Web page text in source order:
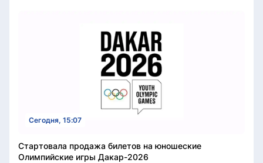
Сегодня, 15:07
Стартовала продажа билетов на юношеские
Олимпийские игры Дакар-2026